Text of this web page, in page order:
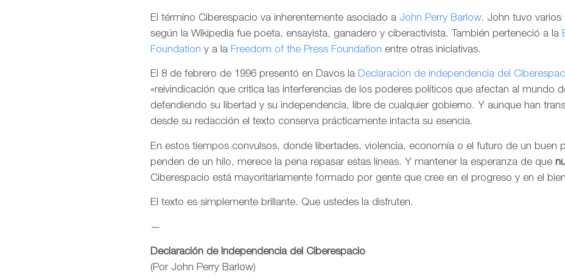
El término Ciberespacio va inherentemente asociado a John Perry Barlow. John tuvo varios
según la Wikipedia fue poeta, ensayista, ganadero y ciberactivista. También perteneció a la
Foundation y a la Freedom of the Press Foundation entre otras iniciativas.
El 8 de febrero de 1996 presentó en Davos la Declaración de independencia del
«reivindicación que critica las interferencias de los poderes políticos que afectan al mundo
defendiendo su libertad y su independencia, libre de cualquier gobierno. Y aunque han
desde su redacción el texto conserva prácticamente intacta su esencia.
En estos tiempos convulsos, donde libertades, violencia, economía o el futuro de un buen
penden de un hilo, merece la pena repasar estas líneas. Y mantener la esperanza de que
Ciberespacio está mayoritariamente formado por gente que cree en el progreso y en el
El texto es simplemente brillante. Que ustedes la disfruten.
—
Declaración de Independencia del Ciberespacio
(Por John Perry Barlow)